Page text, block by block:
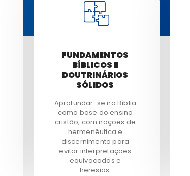
FUNDAMENTOS
BÍBLICOS E
DOUTRINÁRIOS
SÓLIDOS
Aprofundar-se na Bíblia
como base do ensino
cristão, com noções de
hermenêutica e
discernimento para
evitar interpretações
equivocadas e
heresias.